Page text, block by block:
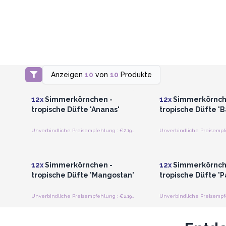
Anzeigen 10 von 10 Produkte
Anmelden oder Registrieren
für Großhandelspreise
12xSimmerkörnchen -
tropische Düfte 'Ananas'
12x
tropische Düfte
12xSimmerkörnchen -
tropische Düfte 'Mangostan'
12x
tropische Düfte